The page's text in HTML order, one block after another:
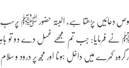
اور مخصوص دعائیں پڑھتا ہے، البتہ حضور
درود و سلام پڑھا ہے۔ مستدرک حاکم 4455 ”آپ ﷺ نے فرمایا: جب تم مجھے غسل دے
میں داخل ہونا اور مجھ پر درود و